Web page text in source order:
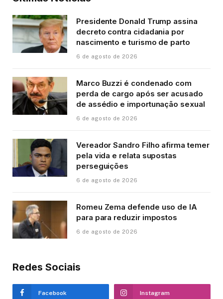
Presidente Donald Trump assina
decreto contra cidadania por
nascimento e turismo de parto
6 de agosto de 2026
Marco Buzzi é condenado com
perda de cargo após ser acusado
de assédio e importunação sexual
6 de agosto de 2026
Vereador Sandro Filho afirma temer
pela vida e relata supostas
perseguições
6 de agosto de 2026
Romeu Zema defende uso de IA
para para reduzir impostos
6 de agosto de 2026
Redes Sociais
Facebook Instagram